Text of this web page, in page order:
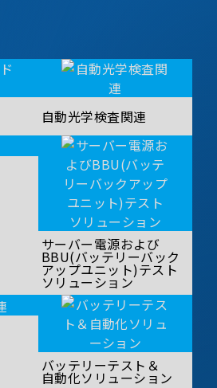
自動光学検査関連
サーバー電源および
BBU(バッテリーバック
アップユニット)テスト
ソリューション
バッテリーテスト＆
自動化ソリューション